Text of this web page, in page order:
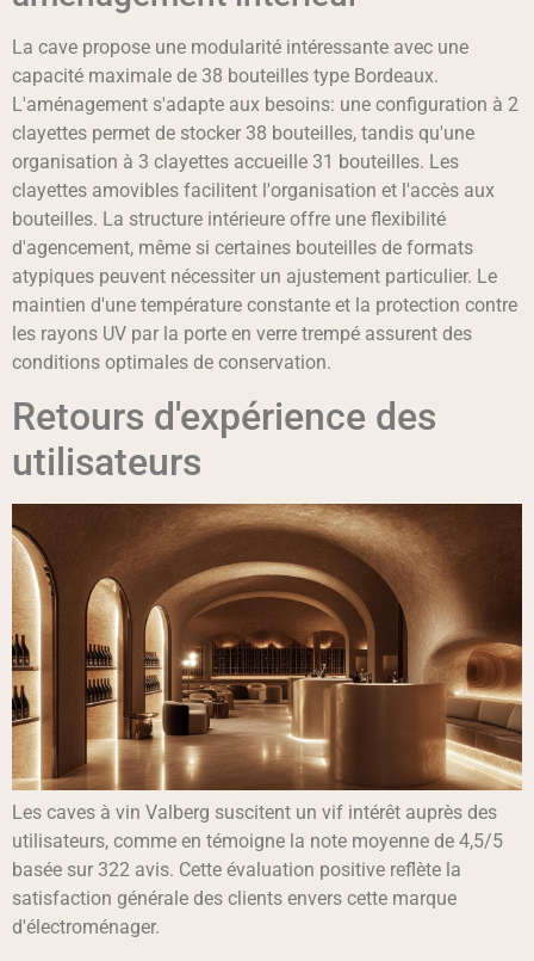
La cave propose une modularité intéressante avec une
capacité maximale de 38 bouteilles type Bordeaux.
L'aménagement s'adapte aux besoins: une configuration à 2
clayettes permet de stocker 38 bouteilles, tandis qu'une
organisation à 3 clayettes accueille 31 bouteilles. Les
clayettes amovibles facilitent l'organisation et l'accès aux
bouteilles. La structure intérieure offre une flexibilité
d'agencement, même si certaines bouteilles de formats
atypiques peuvent nécessiter un ajustement particulier. Le
maintien d'une température constante et la protection contre
les rayons UV par la porte en verre trempé assurent des
conditions optimales de conservation.
Retours d'expérience des
utilisateurs
Les caves à vin Valberg suscitent un vif intérêt auprès des
utilisateurs, comme en témoigne la note moyenne de 4,5/5
basée sur 322 avis. Cette évaluation positive reflète la
satisfaction générale des clients envers cette marque
d'électroménager.